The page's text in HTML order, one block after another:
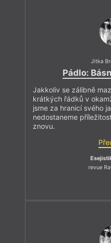
Jitka
Pádlo:
Jakkoliv se zálibně
krátkých řádků v
jsme za hranicí svého
nedostaneme
znovu.
revue